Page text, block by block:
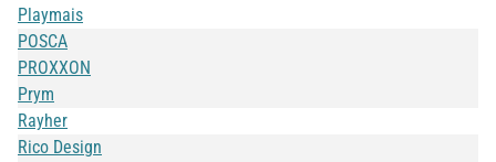
Playmais
POSCA
PROXXON
Prym
Rayher
Rico Design